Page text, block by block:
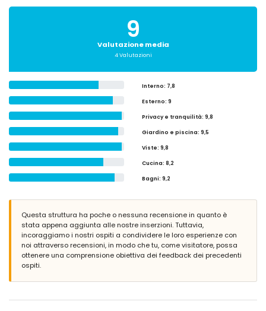
9
Valutazione media
4 Valutazioni
Interno: 7,8
Esterno: 9
Privacy e tranquilità: 9,8
Giardino e piscina: 9,5
Viste: 9,8
Cucina: 8,2
Bagni: 9,2
Questa struttura ha poche o nessuna recensione in quanto è
stata appena aggiunta alle nostre inserzioni. Tuttavia,
incoraggiamo i nostri ospiti a condividere le loro esperienze con
noi attraverso recensioni, in modo che tu, come visitatore, possa
ottenere una comprensione obiettiva dei feedback dei precedenti
ospiti.